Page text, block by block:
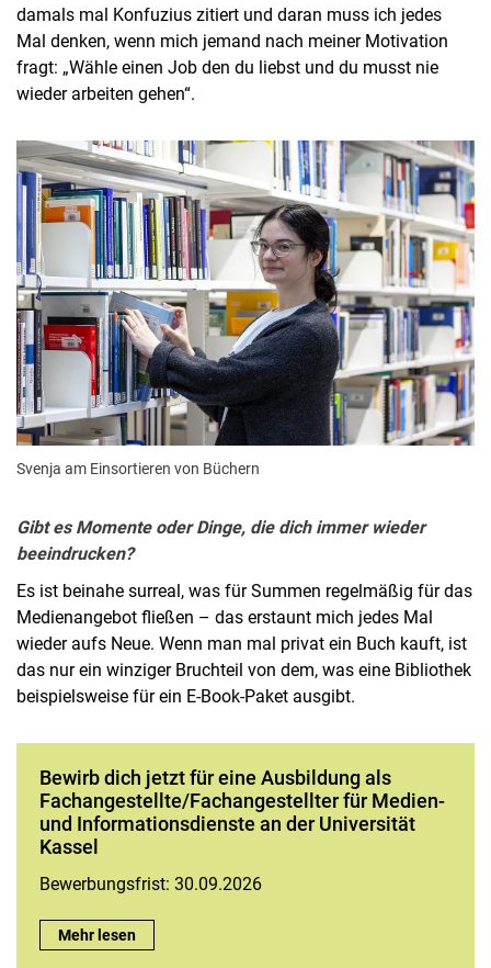
damals mal Konfuzius zitiert und daran muss ich jedes
Mal denken, wenn mich jemand nach meiner Motivation
fragt: „Wähle einen Job den du liebst und du musst nie
wieder arbeiten gehen“.
Svenja am Einsortieren von Büchern
Gibt es Momente oder Dinge, die dich immer wieder
beeindrucken?
Es ist beinahe surreal, was für Summen regelmäßig für das
Medienangebot fließen – das erstaunt mich jedes Mal
wieder aufs Neue. Wenn man mal privat ein Buch kauft, ist
das nur ein winziger Bruchteil von dem, was eine Bibliothek
beispielsweise für ein E-Book-Paket ausgibt.
Bewirb dich jetzt für eine Ausbildung als
Fachangestellte/Fachangestellter für Medien-
und Informationsdienste an der Universität
Kassel
Bewerbungsfrist: 30.09.2026
Bewirb dich jetzt für eine Ausbildung als Fachangestellte/
Mehr lesen